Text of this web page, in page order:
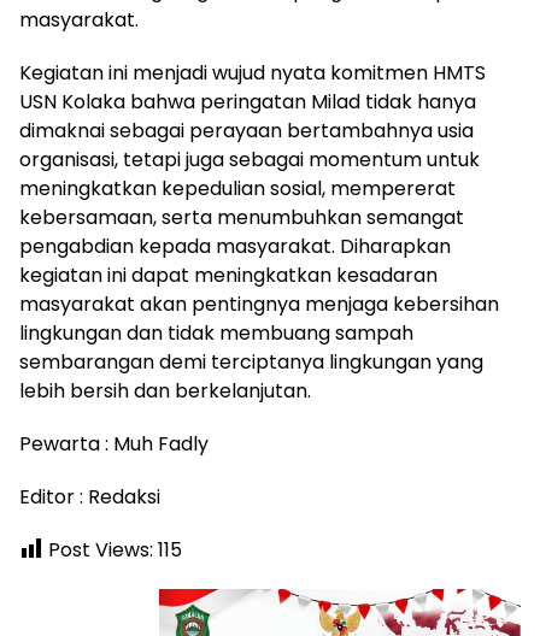
masyarakat.
Kegiatan ini menjadi wujud nyata komitmen HMTS
USN Kolaka bahwa peringatan Milad tidak hanya
dimaknai sebagai perayaan bertambahnya usia
organisasi, tetapi juga sebagai momentum untuk
meningkatkan kepedulian sosial, mempererat
kebersamaan, serta menumbuhkan semangat
pengabdian kepada masyarakat. Diharapkan
kegiatan ini dapat meningkatkan kesadaran
masyarakat akan pentingnya menjaga kebersihan
lingkungan dan tidak membuang sampah
sembarangan demi terciptanya lingkungan yang
lebih bersih dan berkelanjutan.
Pewarta : Muh Fadly
Editor : Redaksi
Post Views: 115